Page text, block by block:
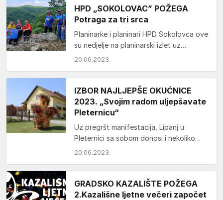
HPD „SOKOLOVAC” POŽEGA
Potraga za tri srca
Planinarke i planinari HPD Sokolovca ove
su nedjelje na planinarski izlet uz
Krešimira Bubaka krenuli na Papuk.
20.06.2023.
IZBOR NAJLJEPŠE OKUĆNICE
2023. „Svojim radom uljepšavate
Pleternicu“
Uz pregršt manifestacija, Lipanj u
Pleternici sa sobom donosi i nekoliko
događaja natjecateljskog karaktera
20.06.2023.
GRADSKO KAZALIŠTE POŽEGA
2.Kazališne ljetne večeri započet